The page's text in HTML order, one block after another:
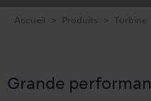
Accueil Produits Turbine
Grande